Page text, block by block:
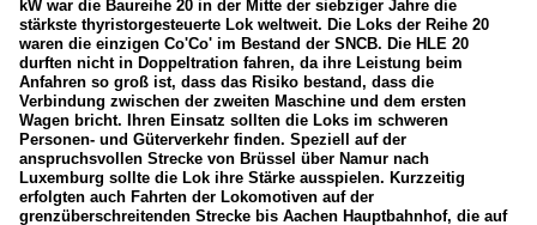
kW war die Baureihe 20 in der Mitte der siebziger Jahre die
stärkste thyristorgesteuerte Lok weltweit. Die Loks der Reihe 20
waren die einzigen Co'Co' im Bestand der SNCB. Die HLE 20
durften nicht in Doppeltration fahren, da ihre Leistung beim
Anfahren so groß ist, dass das Risiko bestand, dass die
Verbindung zwischen der zweiten Maschine und dem ersten
Wagen bricht. Ihren Einsatz sollten die Loks im schweren
Personen- und Güterverkehr finden. Speziell auf der
anspruchsvollen Strecke von Brüssel über Namur nach
Luxemburg sollte die Lok ihre Stärke ausspielen. Kurzzeitig
erfolgten auch Fahrten der Lokomotiven auf der
grenzüberschreitenden Strecke bis Aachen Hauptbahnhof, die auf